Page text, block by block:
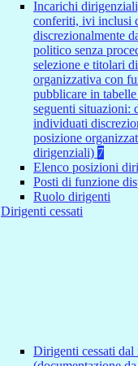
Incarichi
conferiti, ivi inclusi
discrezionalmente
politico senza
selezione e titolari
organizzativa con
pubblicare in
seguenti situazioni:
individuati
posizione
dirigenziali) 7
Elenco posizioni
Posti di funzione
Ruolo dirigenti
Dirigenti cessati
Dirigenti cessati